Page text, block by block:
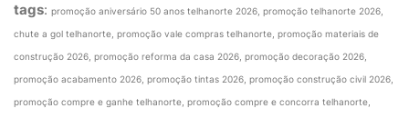
tags: promoção aniversário 50 anos telhanorte 2026, promoção telhanorte 2026,
chute a gol telhanorte, promoção vale compras telhanorte, promoção materiais de
construção 2026, promoção reforma da casa 2026, promoção decoração 2026,
promoção acabamento 2026, promoção tintas 2026, promoção construção civil 2026,
promoção compre e ganhe telhanorte, promoção compre e concorra telhanorte,